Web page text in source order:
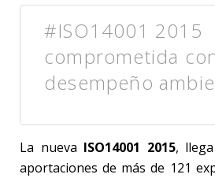
#ISO14001 2015
comprometida
desempeño
La nueva ISO14001 2015,
aportaciones de más de 121